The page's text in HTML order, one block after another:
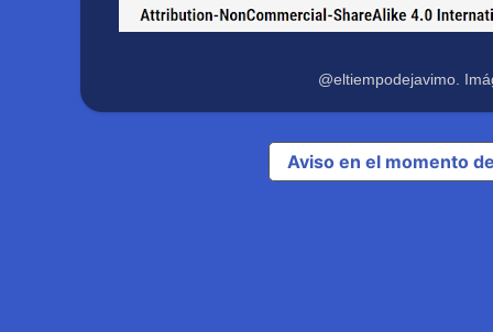
@eltiempodejavimo.
Aviso en el momento